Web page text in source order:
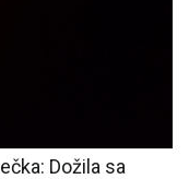
Dožila sa